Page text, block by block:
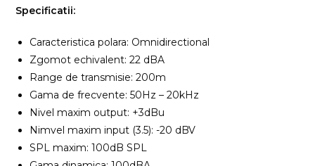
Specificatii:
Caracteristica polara: Omnidirectional
Zgomot echivalent: 22 dBA
Range de transmisie: 200m
Gama de frecvente: 50Hz – 20kHz
Nivel maxim output: +3dBu
Nimvel maxim input (3.5): -20 dBV
SPL maxim: 100dB SPL